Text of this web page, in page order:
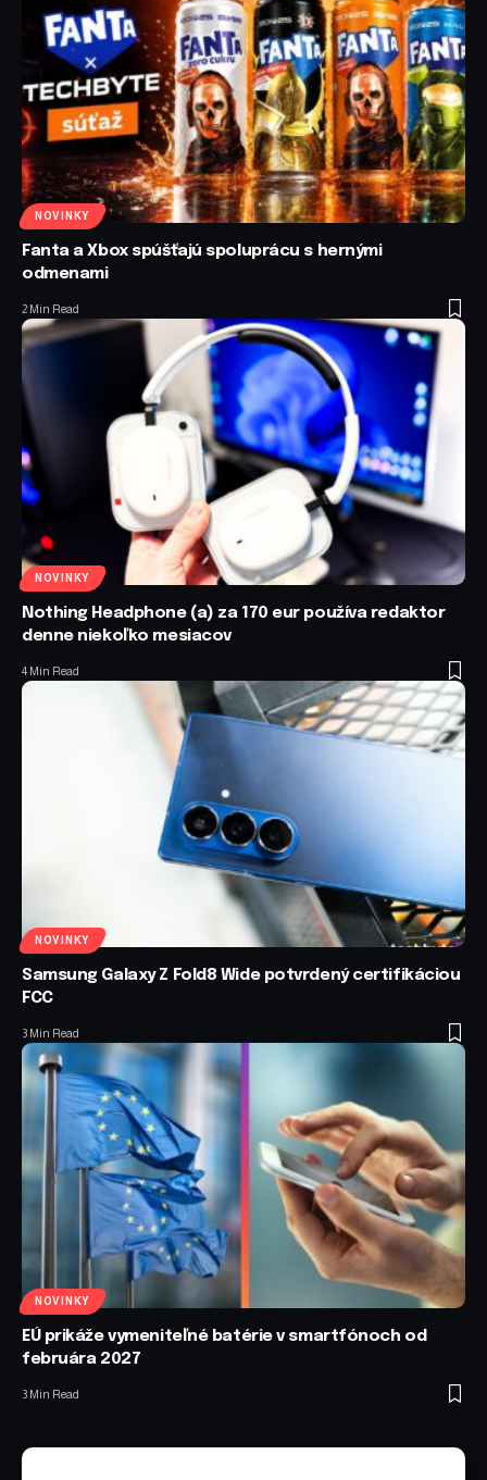
NOVINKY
Fanta a Xbox spúšťajú spoluprácu s hernými
odmenami
2 Min Read
NOVINKY
Nothing Headphone (a) za 170 eur používa redaktor
denne niekoľko mesiacov
4 Min Read
NOVINKY
Samsung Galaxy Z Fold8 Wide potvrdený certifikáciou
FCC
3 Min Read
NOVINKY
EÚ prikáže vymeniteľné batérie v smartfónoch od
februára 2027
3 Min Read